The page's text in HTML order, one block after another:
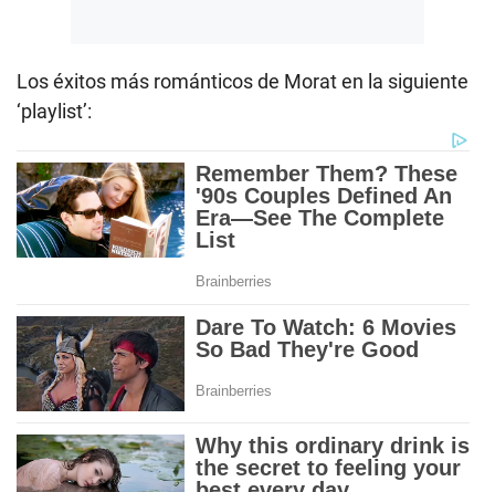
Los éxitos más románticos de Morat en la siguiente
‘playlist’: